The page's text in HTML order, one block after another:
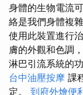
身體的生物電流
絡是我們身體複
使用此裝置進行
膚的外觀和色調
淋巴引流系統的
台中油壓按摩 課
定。 到府外燴便